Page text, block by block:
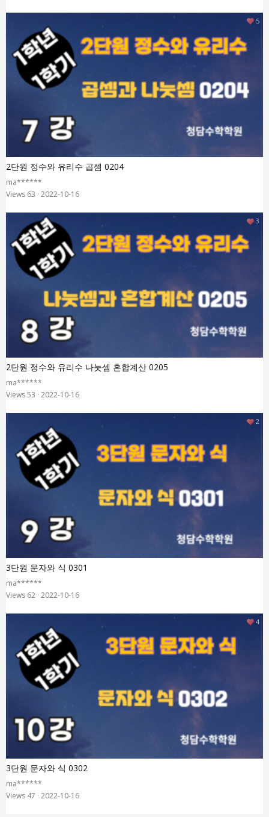
2단원 정수와 유리수 곱셈 0204
ma******
Views 63 · 2022-10-16
5
2단원 정수와 유리수 나눗셈 혼합계산 0205
ma******
Views 53 · 2022-10-16
3
3단원 문자와 식 0301
ma******
Views 62 · 2022-10-16
2
3단원 문자와 식 0302
ma******
Views 47 · 2022-10-16
4